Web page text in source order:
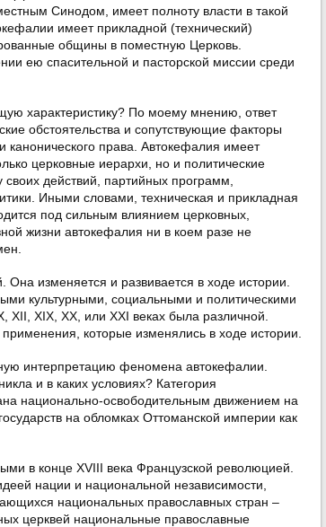
Синодом, имеет полноту власти в такой
имеет прикладной (технический)
общины в поместную Церковь.
ею спасительной и пасторской миссии среди
характеристику? По моему мнению, ответ
обстоятельства и сопутствующие факторы
канонического права. Автокефалия имеет
церковные иерархи, но и политические
действий, партийных программ,
Иными словами, техническая и прикладная
под сильным влиянием церковных,
жизни автокефалия ни в коем разе не
изменяется и развивается в ходе истории.
культурными, социальными и политическими
XII, XIX, XX, или XXI веках была различной.
которые изменялись в ходе истории.
интерпретацию феномена автокефалии.
и в каких условиях? Категория
национально-освободительным движением на
на обломках Оттоманской империи как
в конце XVIII века Французской революцией.
нации и национальной независимости,
национальных православных стран –
церквей национальные православные